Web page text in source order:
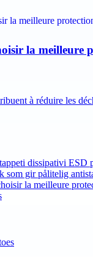
la meilleure
à réduire les
dissipativi ESD
som gir pålitelig
la meilleure